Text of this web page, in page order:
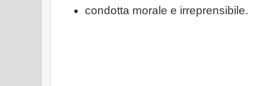
condotta morale e irreprensibile.